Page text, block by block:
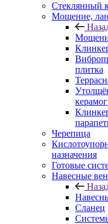
Cтеклянный
Мощение,
плитка
Черепица
назначения
Готовые
Навесные
Сланец